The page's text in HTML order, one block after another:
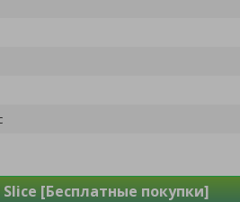
[Бесплатные покупки]